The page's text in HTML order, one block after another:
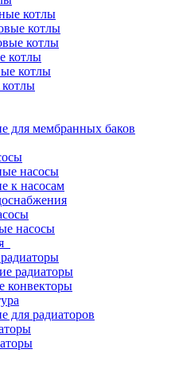
котлы
котлы
котлы
котлы
котлы
котлы
для мембранных баков
насосы
к насосам
насосы
радиаторы
конвекторы
для радиаторов